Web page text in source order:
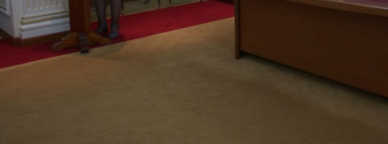
города
Астаны
Паспорт бюджетной
программы
столицы!